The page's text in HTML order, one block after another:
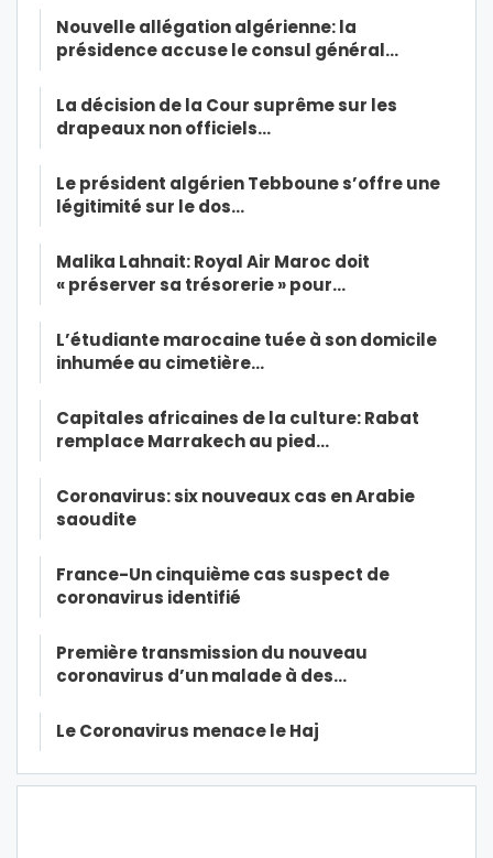
Nouvelle allégation algérienne: la
présidence accuse le consul général…
La décision de la Cour suprême sur les
drapeaux non officiels…
Le président algérien Tebboune s’offre une
légitimité sur le dos…
Malika Lahnait: Royal Air Maroc doit
« préserver sa trésorerie » pour…
L’étudiante marocaine tuée à son domicile
inhumée au cimetière…
Capitales africaines de la culture: Rabat
remplace Marrakech au pied…
Coronavirus: six nouveaux cas en Arabie
saoudite
France-Un cinquième cas suspect de
coronavirus identifié
Première transmission du nouveau
coronavirus d’un malade à des…
Le Coronavirus menace le Haj